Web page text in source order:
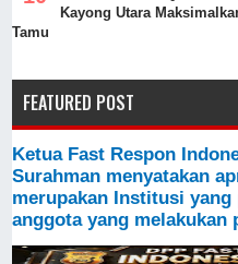
Kayong Utara
Tamu
FEATURED POST
Ketua Fast Respon
Surahman menyatakan
merupakan Institusi
anggota yang melakukan